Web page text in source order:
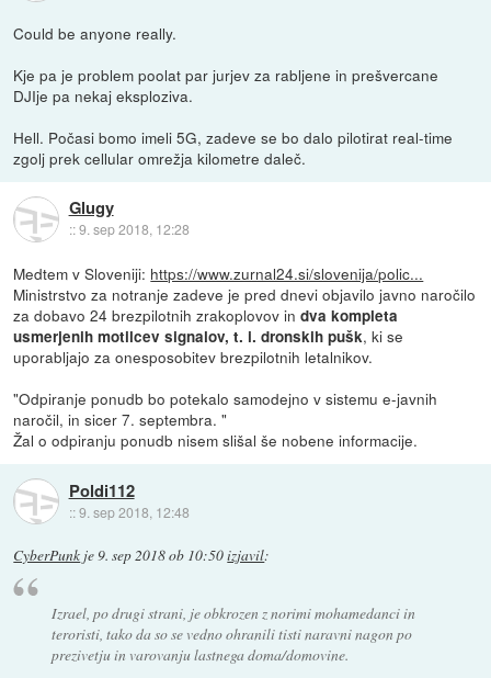
Could be anyone really.
Kje pa je problem poolat par jurjev za rabljene in prešvercane
DJIje pa nekaj eksploziva.
Hell. Počasi bomo imeli 5G, zadeve se bo dalo pilotirat real-time
zgolj prek cellular omrežja kilometre daleč.
Glugy
::9. sep 2018, 12:28
Medtem v Sloveniji: https://www.zurnal24.si/slovenija/polic...
Ministrstvo za notranje zadeve je pred dnevi objavilo javno naročilo
za dobavo 24 brezpilotnih zrakoplovov indva kompleta
usmerjenih motilcev signalov, t. i. dronskih pušk, ki se
uporabljajo za onesposobitev brezpilotnih letalnikov.
"Odpiranje ponudb bo potekalo samodejno v sistemu e-javnih
naročil, in sicer 7. septembra. "
Žal o odpiranju ponudb nisem slišal še nobene informacije.
Poldi112
::9. sep 2018, 12:48
CyberPunk je9. sep 2018 ob 10:50izjavil:
Izrael, po drugi strani, je obkrozen z norimi mohamedanci in
teroristi, tako da so se vedno ohranili tisti naravni nagon po
prezivetju in varovanju lastnega doma/domovine.